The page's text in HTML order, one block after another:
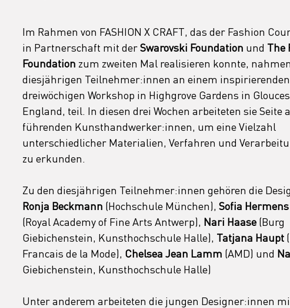
Im Rahmen von FASHION X CRAFT, das der Fashion
in Partnerschaft mit der Swarovski Foundation und The
Foundation zum zweiten Mal realisieren konnte,
diesjährigen Teilnehmer:innen an einem inspirierenden
dreiwöchigen Workshop in Highgrove Gardens in
England, teil. In diesen drei Wochen arbeiteten sie Seite
führenden Kunsthandwerker:innen, um eine Vielzahl
unterschiedlicher Materialien, Verfahren und
zu erkunden.
Zu den diesjährigen Teilnehmer:innen gehören die
Ronja Beckmann (Hochschule München), Sofia
(Royal Academy of Fine Arts Antwerp), Nari Haase (Burg
Giebichenstein, Kunsthochschule Halle), Tatjana Haupt
Francais de la Mode), Chelsea Jean Lamm (AMD) und
Giebichenstein, Kunsthochschule Halle)
Unter anderem arbeiteten die jungen Designer:innen